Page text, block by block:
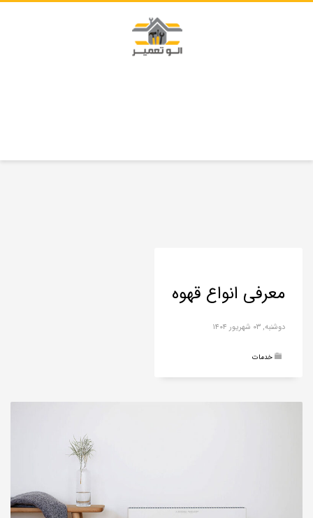
معرفی انواع قهوه
دوشنبه, ۰۳ شهریور ۱۴۰۴
خدمات